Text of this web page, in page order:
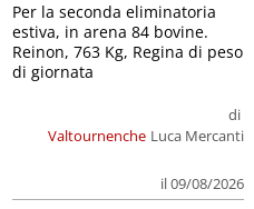
Valtournenche
di
Luca Mercanti
il 09/08/2026
Per la seconda eliminatoria
estiva, in arena 84 bovine.
Reinon, 763 Kg, Regina di peso
di giornata